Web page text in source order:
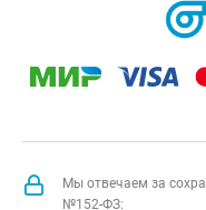
Мы отвечаем за
№152-ФЗ: